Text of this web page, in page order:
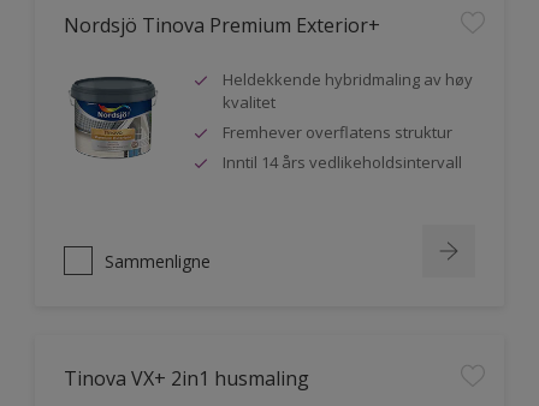
Nordsjö Tinova Premium Exterior+
Heldekkende hybridmaling av høy
kvalitet
Fremhever overflatens struktur
Inntil 14 års vedlikeholdsintervall
Sammenligne
Tinova VX+ 2in1 husmaling